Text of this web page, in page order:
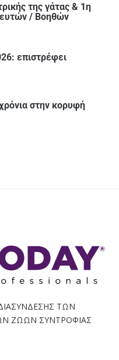
της γάτας & 1η
/ Βοηθών
επιστρέφει
στην κορυφή
ΤΩΝ
ΖΩΩΝ ΣΥΝΤΡΟΦΙΑΣ